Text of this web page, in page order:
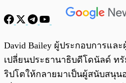
David Bailey ผู้ประกอบการแล
เปลี่ยนประธานาธิบดีโดนัลด์ ท
ริปโตให้กลายมาเป็นผู้สนับสนุน